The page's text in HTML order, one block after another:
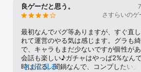
クラシカルRPGの魅力を再現したバトル
獣・環境効果が組み合わさり、より奥深
■ 気楽なプレイ、爆速成長！
周回プレイの疲労を軽減する「一掃」シ
きる「結束」システムで、手に入れた仲
ることができます。
放置型育成ゲームのように気楽に成長さ
良ゲーだと思う。
さすらいのゲ
最初なんでバグ等ありますが、すぐ直し
れて運営のやる気は感じます。グラも
で、キャラもまだ少ないですが個性があ
会話も楽しい♪ガチャはやっぱ2%なん
時は沼る…闇鍋なんで、コンプしたい人
さらに見る